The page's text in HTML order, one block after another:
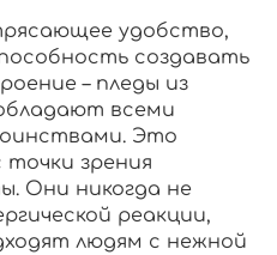
удобство,
создавать
– пледы из
всеми
Это
зрения
Они никогда не
реакции,
людям с нежной